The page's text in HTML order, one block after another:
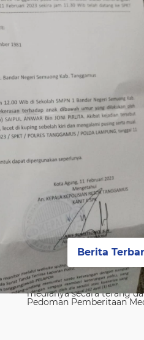
Berita